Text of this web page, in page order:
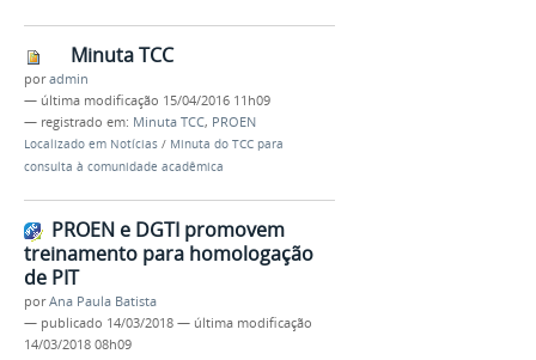
Minuta TCC
poradmin
— última modificação 15/04/2016 11h09
— registrado em: Minuta TCC, PROEN
Localizado em Notícias / Minuta do TCC para
consulta à comunidade acadêmica
PROEN e DGTI promovem
treinamento para homologação
de PIT
porAna Paula Batista
— publicado 14/03/2018 — última modificação
14/03/2018 08h09